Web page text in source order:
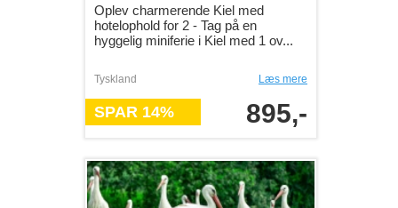
Oplev charmerende Kiel med
hotelophold for 2 - Tag på en
hyggelig miniferie i Kiel med 1 ov...
Tyskland Læs mere
SPAR 14% 895,-